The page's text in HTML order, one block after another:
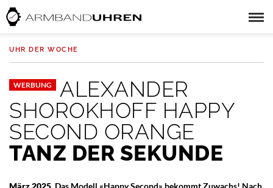
UHR DER WOCHE
WERBUNG
ALEXANDER
SHOROKHOFF HAPPY
SECOND ORANGE
TANZ DER SEKUNDE
März 2025. Das Modell «Happy Second» bekommt Zuwachs! Nach